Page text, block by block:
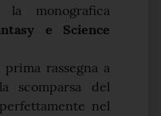
monografica
e Science
rassegna a
scomparsa del
nel